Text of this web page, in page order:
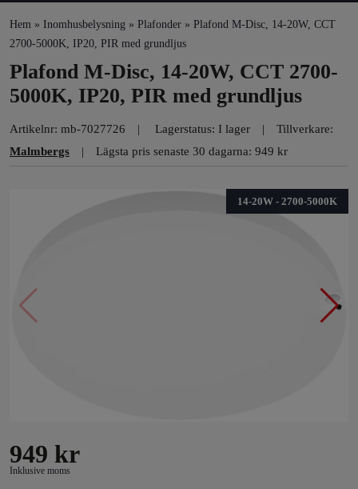
Hem » Inomhusbelysning » Plafonder » Plafond M-Disc, 14-20W, CCT
2700-5000K, IP20, PIR med grundljus
Plafond M-Disc, 14-20W, CCT 2700-
5000K, IP20, PIR med grundljus
Artikelnr: mb-7027726 Lagerstatus: I lager
Tillverkare:
Malmbergs
Lägsta pris senaste 30 dagarna: 949 kr
949 kr
Inklusive moms
14-20W - 2700-5000K